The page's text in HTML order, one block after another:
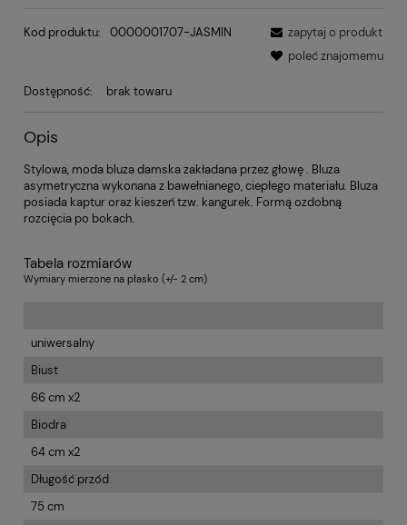
Kod produktu: 0000001707-JASMIN
zapytaj o produkt
poleć znajomemu
Dostępność: brak towaru
Opis
Stylowa, moda bluza damska zakładana przez głowę . Bluza
asymetryczna wykonana z bawełnianego, ciepłego materiału. Bluza
posiada kaptur oraz kieszeń tzw. kangurek. Formą ozdobną
rozcięcia po bokach.
Tabela rozmiarów
Wymiary mierzone na płasko (+/- 2 cm)
uniwersalny
Biust
66 cm x2
Biodra
64 cm x2
Długość przód
75 cm